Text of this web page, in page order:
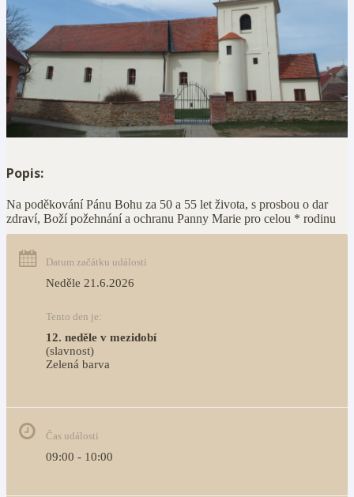
Popis:
Na poděkování Pánu Bohu za 50 a 55 let života, s prosbou o dar
zdraví, Boží požehnání a ochranu Panny Marie pro celou * rodinu
Datum začátku události
Neděle 21.6.2026
Tento den je:
12. neděle v mezidobí
(slavnost)
Zelená barva
Čas události
09:00 - 10:00